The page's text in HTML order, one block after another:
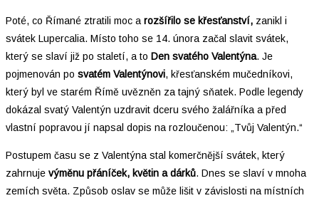
Poté, co Římané ztratili moc a rozšířilo se křesťanství, zanikl i
svátek Lupercalia. Místo toho se 14. února začal slavit svátek,
který se slaví již po staletí, a to Den svatého Valentýna. Je
pojmenován po svatém Valentýnovi, křesťanském mučedníkovi,
který byl ve starém Římě uvězněn za tajný sňatek. Podle legendy
dokázal svatý Valentýn uzdravit dceru svého žalářníka a před
vlastní popravou jí napsal dopis na rozloučenou: „Tvůj Valentýn.“
Postupem času se z Valentýna stal komerčnější svátek, který
zahrnuje výměnu přáníček, květin a dárků. Dnes se slaví v mnoha
zemích světa. Způsob oslav se může lišit v závislosti na místních